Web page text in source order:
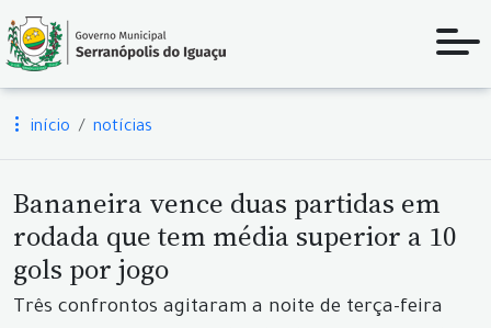
início notícias
Bananeira vence duas partidas em
rodada que tem média superior a 10
gols por jogo
Três confrontos agitaram a noite de terça-feira